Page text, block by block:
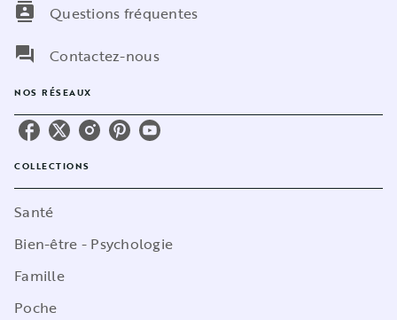
contacts
Questions fréquentes
question_answer
Contactez-nous
NOS RÉSEAUX
COLLECTIONS
Santé
Bien-être - Psychologie
Famille
Poche